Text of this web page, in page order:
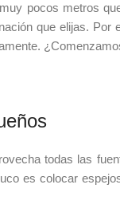
pocos metros
que elijas.
todas las
es colocar